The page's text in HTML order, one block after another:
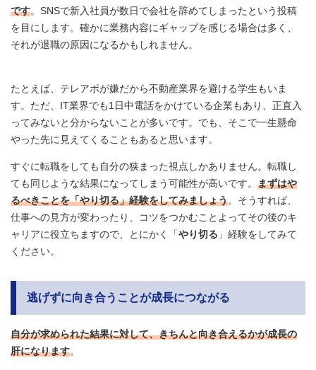
です。SNSで新入社員が数日で会社を辞めてしまったという投稿
を目にします。確かに業務内容にギャップを感じる場合は多く、
それが退職の原因になるかもしれません。
たとえば、テレアポが嫌だから不動産業界を避ける学生もいま
す。ただ、IT業界でも1日中電話をかけている企業もあり、正直入
ってみないと分からないことが多いです。でも、そこで一生懸命
やった先に見えてくることもあると思います。
すぐに転職をしても自分の狭まった視点しかありません。転職し
ても同じような結果になってしまう可能性が高いです。 まずはや
るべきことを「やり切る」経験をしてみましょう。そうすれば、
仕事への見方が変わったり、コツをつかむことよってその後のキ
ャリアに役立ちますので、とにかく「やり切る 」経験をしてみて
ください。
逃げずに向き合うことが成長につながる
自分が求められた結果に対して、きちんと向き合えるかが成長の
肝になります。